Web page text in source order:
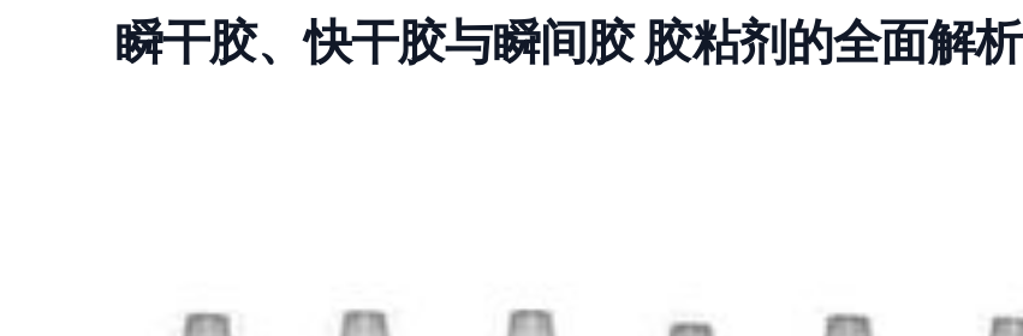
瞬干胶、快干胶与瞬间胶 胶粘剂的全面解析